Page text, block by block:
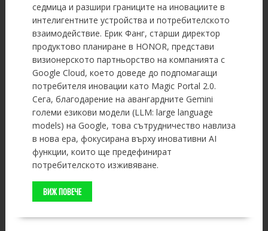
седмица и разшири границите на иновациите в
интелигентните устройства и потребителското
взаимодействие. Ерик Фанг, старши директор
продуктово планиране в HONOR, представи
визионерското партньорство на компанията с
Google Cloud, което доведе до подпомагащи
потребителя иновации като Magic Portal 2.0.
Сега, благодарение на авангардните Gemini
големи езикови модели (LLM: large language
models) на Google, това сътрудничество навлиза
в нова ера, фокусирана върху иновативни AI
функции, които ще предефинират
потребителското изживяване.
ВИЖ ПОВЕЧЕ